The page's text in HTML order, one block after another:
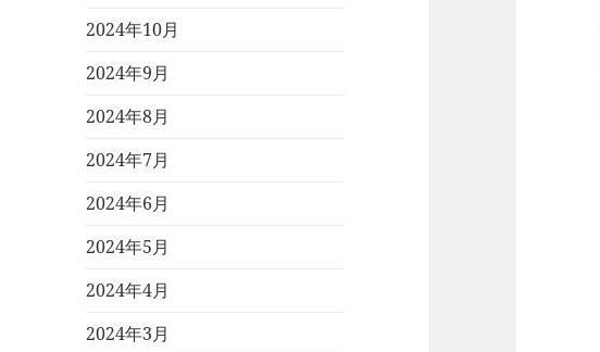
2024年10月
2024年9月
2024年8月
2024年7月
2024年6月
2024年5月
2024年4月
2024年3月